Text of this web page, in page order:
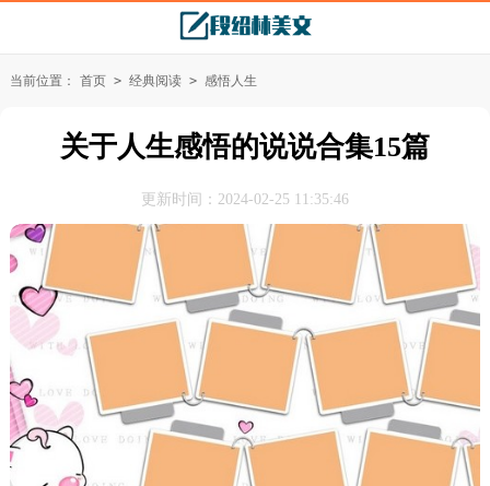
当前位置： 首页 > 经典阅读 > 感悟人生
关于人生感悟的说说合集15篇
更新时间：2024-02-25 11:35:46